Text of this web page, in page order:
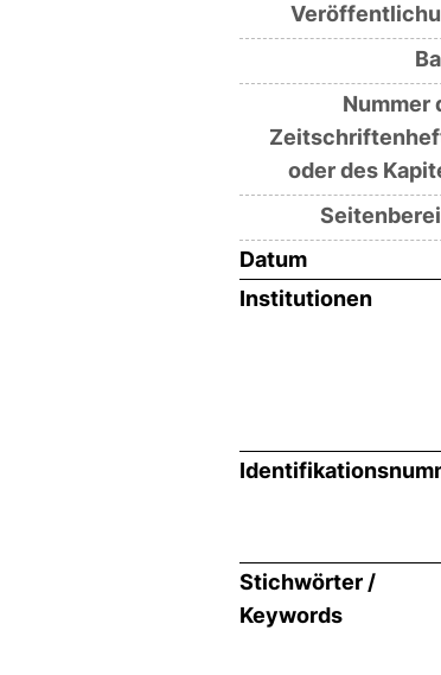
Nummer
oder des
Datum
Institutionen
Stichwörter /
Keywords